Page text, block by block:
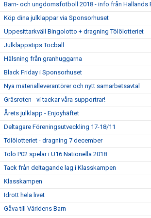
Barn- och ungdomsfotboll 2018 - info från Hallands
Köp dina julklappar via Sponsorhuset
Uppesittarkväll Bingolotto + dragning Tölölotteriet
Julklappstips Tocball
Hälsning från granhuggarna
Black Friday i Sponsorhuset
Nya materialleverantörer och nytt samarbetsavtal
Gräsroten - vi tackar våra supportrar!
Årets julklapp - Enjoyhäftet
Deltagare Föreningsutveckling 17-18/11
Tölölotteriet - dragning 7 december
Tölö P02 spelar i U16 Nationella 2018
Tack från deltagande lag i Klasskampen
Klasskampen
Idrott hela livet
Gåva till Världens Barn